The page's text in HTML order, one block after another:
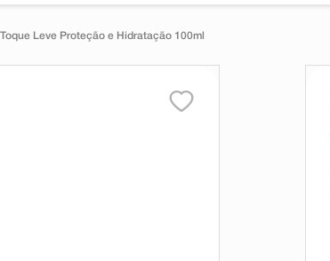
Leve Proteção e Hidratação 100ml